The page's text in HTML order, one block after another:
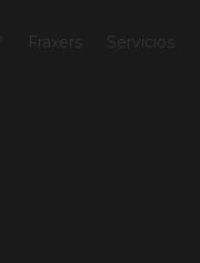
Fraxers Servicios